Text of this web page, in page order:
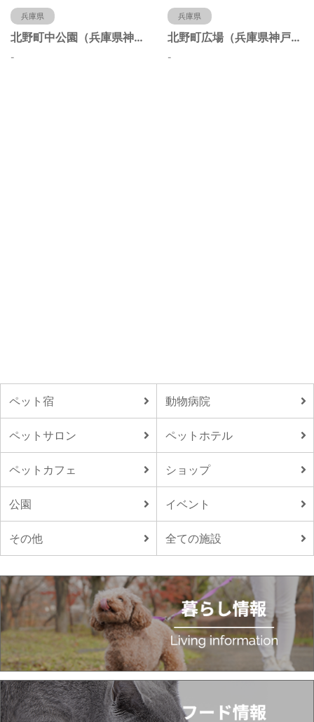
兵庫県
北野町中公園（兵庫県神戸市）
-
兵庫県
北野町広場（兵庫県神戸市）
-
ペット宿 動物病院
ペットサロン ペットホテル
ペットカフェ ショップ
公園 イベント
その他 全ての施設